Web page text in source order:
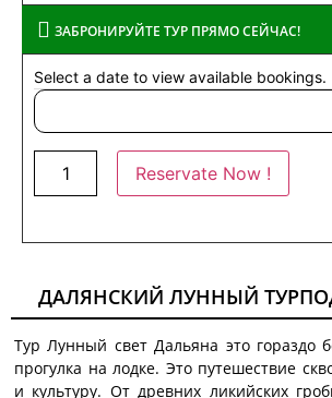
ЗАБРОНИРУЙТЕ ТУР ПРЯМО СЕЙЧАС!
Select a date to view available bookings.
Reservate Now !
ДАЛЯНСКИЙ ЛУННЫЙ
Тур Лунный свет Дальяна это гораздо
прогулка на лодке. Это путешествие
и культуру. От древних ликийских